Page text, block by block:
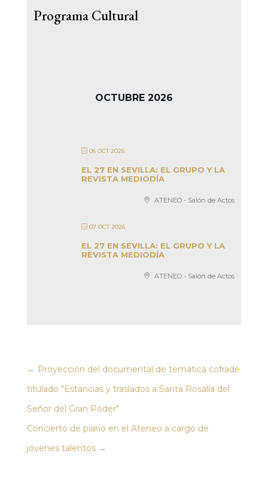
Programa Cultural
OCTUBRE 2026
06 OCT 2026
EL 27 EN SEVILLA: EL GRUPO Y LA
REVISTA MEDIODÍA
ATENEO - Salón de Actos
07 OCT 2026
EL 27 EN SEVILLA: EL GRUPO Y LA
REVISTA MEDIODÍA
ATENEO - Salón de Actos
← Proyección del documental de temática cofrade
titulado "Estancias y traslados a Santa Rosalía del
Señor del Gran Poder"
Concierto de piano en el Ateneo a cargo de
jóvenes talentos→